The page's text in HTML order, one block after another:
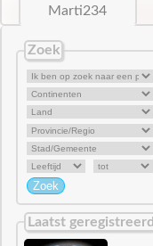
Marti234
Zoek
Laatst geregistreerd